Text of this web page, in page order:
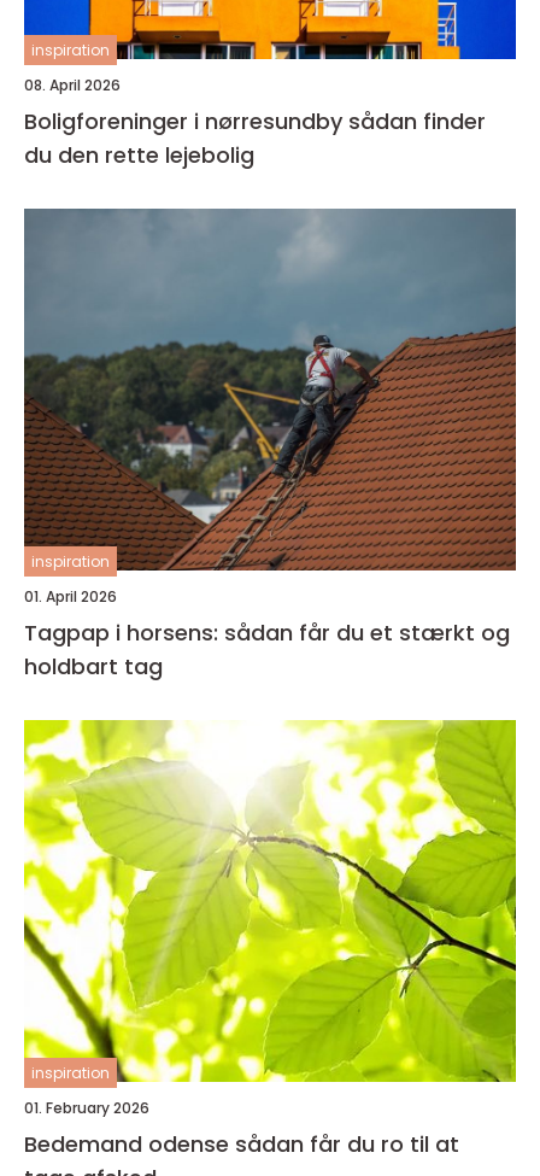
inspiration
08. April 2026
Boligforeninger i nørresundby sådan finder
du den rette lejebolig
inspiration
01. April 2026
Tagpap i horsens: sådan får du et stærkt og
holdbart tag
inspiration
01. February 2026
Bedemand odense sådan får du ro til at